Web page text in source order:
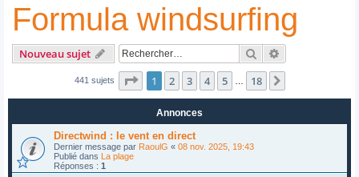
Formula windsurfing
Nouveau sujet Rechercher
441 sujets Page 1sur18
1 2 3 4 5 18
Annonces
Directwind : le vent en direct
Dernier message par RaoulG « 08 nov. 2025, 19:43
Publié dans La plage
Réponses : 1